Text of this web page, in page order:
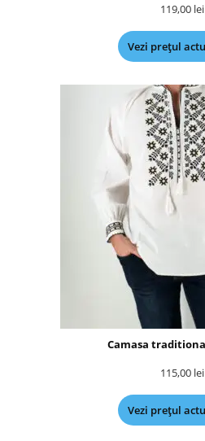
119,00 lei
Vezi prețul
Camasa
115,00 lei
Vezi prețul